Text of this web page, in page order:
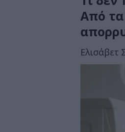
Από
Ελισάβετ